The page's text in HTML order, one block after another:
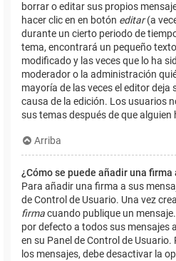
borrar o editar sus propios
hacer clic en en botón editar(a
durante un cierto periodo de
tema, encontrará un pequeño
modificado y las veces que lo ha
moderador o la administración
mayoría de las veces el editor deja
causa de la edición. Los usuarios
sus temas después de que
Arriba
¿Cómo se puede añadir una firma
Para añadir una firma a sus
de Control de Usuario. Una vez
firmacuando publique un
por defecto a todos sus mensajes
en su Panel de Control de
los mensajes, debe desactivar la